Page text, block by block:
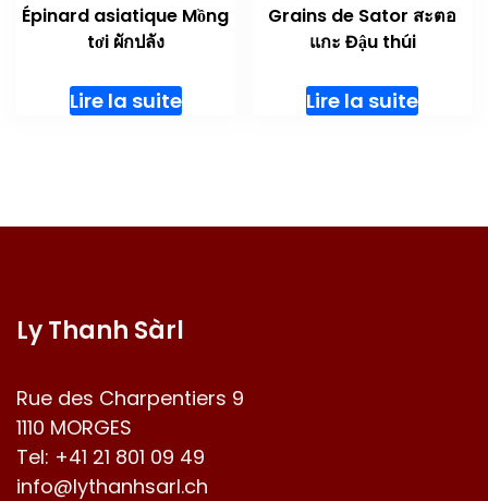
Épinard asiatique Mồng
tơi ผักปลัง
Lire la suite
Grains de Sator สะตอ
แกะ Đậu thúi
Lire la suite
Ly Thanh Sàrl
Rue des Charpentiers 9
1110 MORGES
Tel: +41 21 801 09 49
info@lythanhsarl.ch